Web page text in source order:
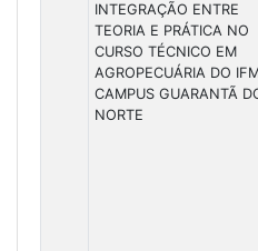
INTEGRAÇÃO ENTRE
TEORIA E PRÁTICA NO
CURSO TÉCNICO EM
AGROPECUÁRIA DO
CAMPUS GUARANTÃ
NORTE